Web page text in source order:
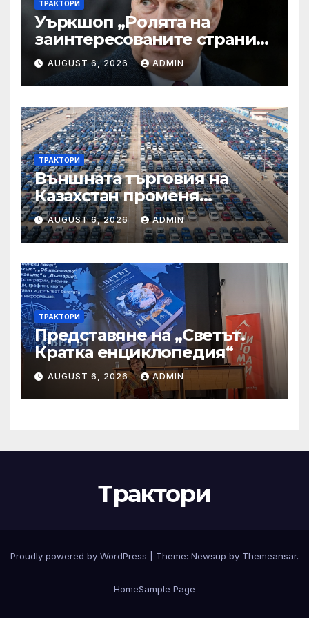
ТРАКТОРИ
Уъркшоп „Ролята на
заинтересованите страни
във външното осигуряване
на качеството“
AUGUST 6, 2026 ADMIN
ТРАКТОРИ
Външната търговия на
Казахстан променя
структурата си – шест
тенденции
AUGUST 6, 2026 ADMIN
ТРАКТОРИ
Представяне на „Светът.
Кратка енциклопедия“
AUGUST 6, 2026 ADMIN
Трактори
Proudly powered by WordPress Theme: Newsup by Themeansar.
HomeSample Page